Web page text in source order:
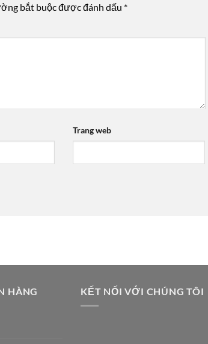
bắt buộc được đánh dấu *
Trang web
HÀNG KẾT NỐI VỚI CHÚNG TÔI